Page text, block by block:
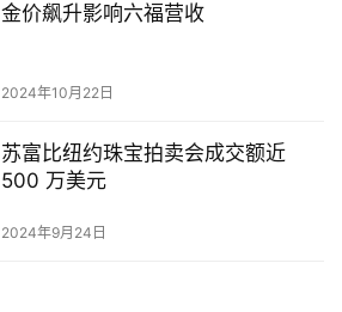
金价飙升影响六福营收
2024年10月22日
苏富比纽约珠宝拍卖会成交额近
500 万美元
2024年9月24日